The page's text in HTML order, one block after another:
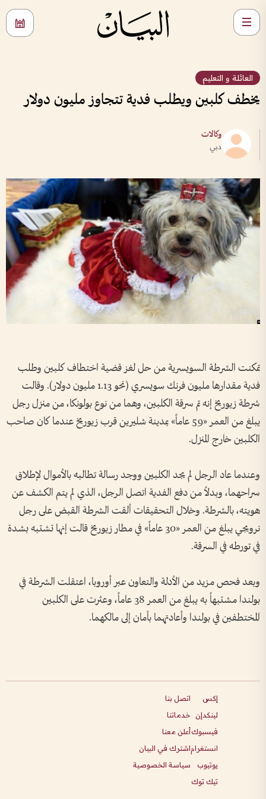
العائلة و التعليم
يخطف كلبين ويطلب فدية تتجاوز مليون دولار
وكالات
دبي
تمكنت الشرطة السويسرية من حل لغز قضية اختطاف كلبين وطلب
فدية مقدارها مليون فرنك سويسري (نحو 1.13 مليون دولار). وقالت
شرطة زيوريخ إنه تم سرقة الكلبين، وهما من نوع بولونكا، من منزل رجل
يبلغ من العمر «59 عاماً» بمدينة شليرين قرب زيوريخ عندما كان صاحب
الكلبين خارج المنزل.
وعندما عاد الرجل لم يجد الكلبين ووجد رسالة تطالبه بالأموال لإطلاق
سراحهما، وبدلاً من دفع الفدية اتصل الرجل، الذي لم يتم الكشف عن
هويته، بالشرطة. وخلال التحقيقات ألقت الشرطة القبض على رجل
نرويجي يبلغ من العمر «30 عاماً» في مطار زيوريخ قالت إنها تشتبه بشدة
في تورطه في السرقة.
وبعد فحص مزيد من الأدلة والتعاون عبر أوروبا، اعتقلت الشرطة في
بولندا مشتبهاً به يبلغ من العمر 38 عاماً، وعثرت على الكلبين
المختطفين في بولندا وأعادتهما بأمان إلى مالكهما.
إكس
لينكدإن
فيسبوك
انستغرام
يوتيوب
تيك توك
اتصل بنا
خدماتنا
أعلن معنا
اشترك في البيان
سياسة الخصوصية